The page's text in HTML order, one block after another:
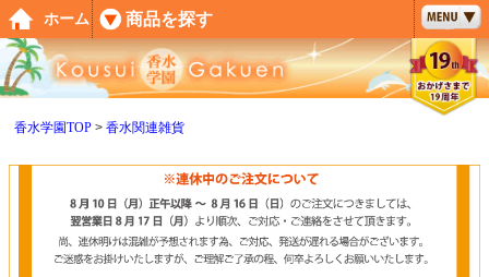
香水学園TOP 香水関連雑貨
ペー
ジト
ップ
へ
ホーム 商品を探す